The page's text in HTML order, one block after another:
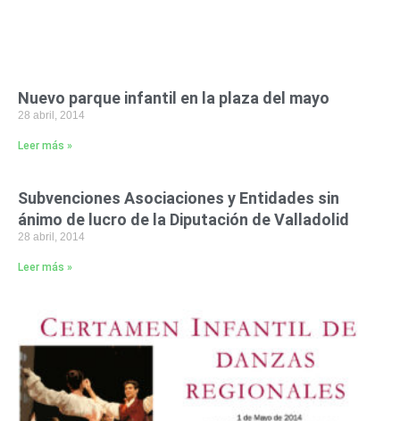
Nuevo parque infantil en la plaza del mayo
28 abril, 2014
Leer más »
Subvenciones Asociaciones y Entidades sin
ánimo de lucro de la Diputación de Valladolid
28 abril, 2014
Leer más »